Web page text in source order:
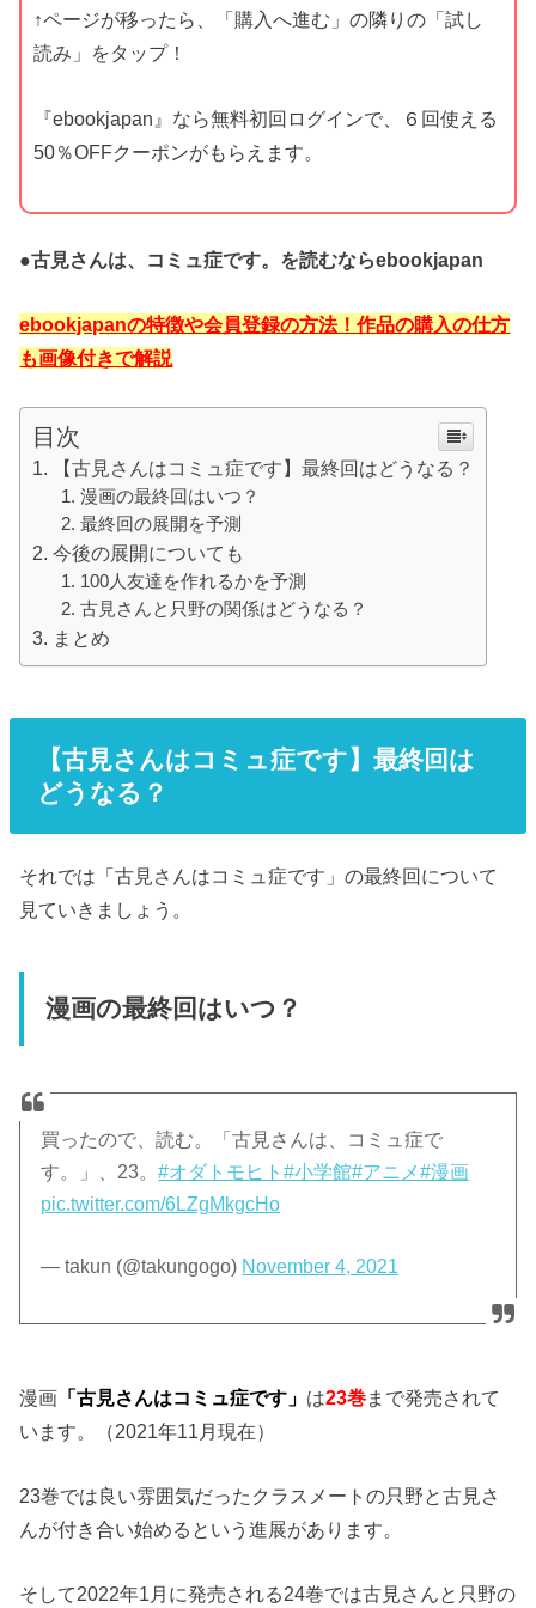
↑ページが移ったら、「購入へ進む」の隣りの「試し
読み」をタップ！
『ebookjapan』なら無料初回ログインで、６回使える
50％OFFクーポンがもらえます。
●古見さんは、コミュ症です。を読むならebookjapan
ebookjapanの特徴や会員登録の方法！作品の購入の仕方
も画像付きで解説
目次
【古見さんはコミュ症です】最終回はどうなる？
漫画の最終回はいつ？
最終回の展開を予測
今後の展開についても
100人友達を作れるかを予測
古見さんと只野の関係はどうなる？
まとめ
【古見さんはコミュ症です】最終回は
どうなる？
それでは「古見さんはコミュ症です」の最終回について
見ていきましょう。
漫画の最終回はいつ？
買ったので、読む。「古見さんは、コミュ症で
す。」、23。#オダトモヒト#小学館#アニメ#漫画
pic.twitter.com/6LZgMkgcHo
— takun (@takungogo) November 4, 2021
漫画 「古見さんはコミュ症です」 は23巻まで発売されて
います。（2021年11月現在）
23巻では良い雰囲気だったクラスメートの只野と古見さ
んが付き合い始めるという進展があります。
そして2022年1月に発売される24巻では古見さんと只野の